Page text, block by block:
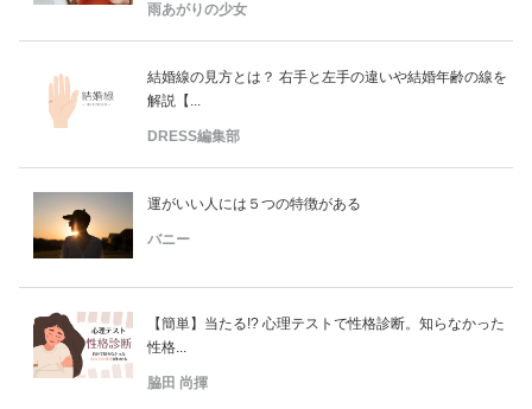
雨あがりの少女
結婚線の見方とは？ 右手と左手の違いや結婚年齢の線を
解説【...
DRESS編集部
運がいい人には５つの特徴がある
バニー
【簡単】当たる!? 心理テストで性格診断。知らなかった
性格...
脇田 尚揮